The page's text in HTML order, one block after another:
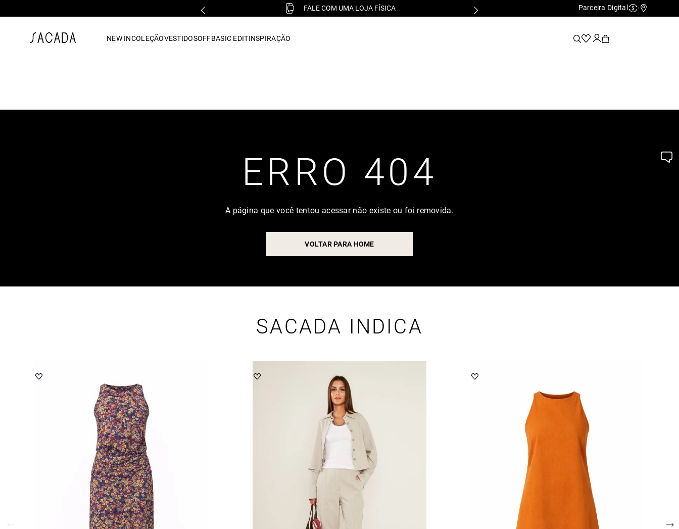
FALE COM UMA LOJA FÍSICA Parceira Digital Cashback
NEW INCOLEÇÃOVESTIDOSOFFBASIC EDITINSPIRAÇÃO
ERRO 404
A página que você tentou acessar não existe ou foi removida.
VOLTAR PARA HOME
SACADA INDICA
vestido midi
7º macacão